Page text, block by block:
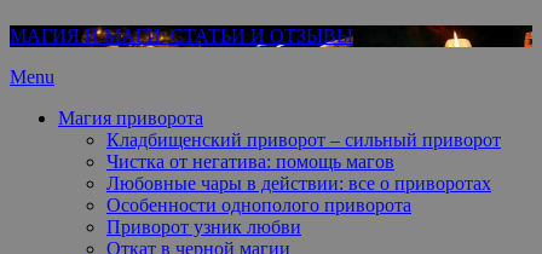
МАГИЯ И МАГИ: СТАТЬИ И ОТЗЫВЫ
Menu
Магия приворота
Кладбищенский приворот – сильный приворот
Чистка от негатива: помощь магов
Любовные чары в действии: все о приворотах
Особенности однополого приворота
Приворот узник любви
Откат в черной магии